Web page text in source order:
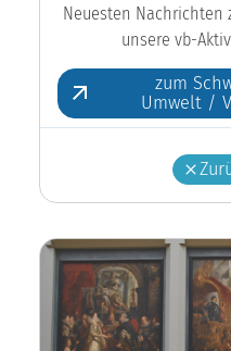
Neuesten Nachrichten
unsere vb-
zum
Umwelt /